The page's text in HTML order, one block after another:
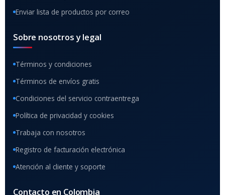
Enviar lista de productos por correo
Sobre nosotros y legal
Términos y condiciones
Términos de envíos gratis
Condiciones del servicio contraentrega
Política de privacidad y cookies
Trabaja con nosotros
Registro de facturación electrónica
Atención al cliente y soporte
Contacto en Colombia